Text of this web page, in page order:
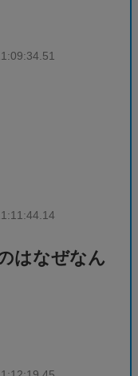
はなぜなん